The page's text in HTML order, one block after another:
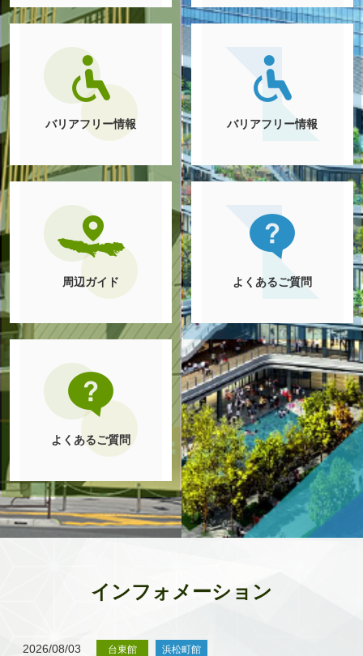
バリアフリー情報
周辺ガイド
よくあるご質問
バリアフリー情報
よくあるご質問
インフォメーション
2026/08/03 台東館 浜松町館